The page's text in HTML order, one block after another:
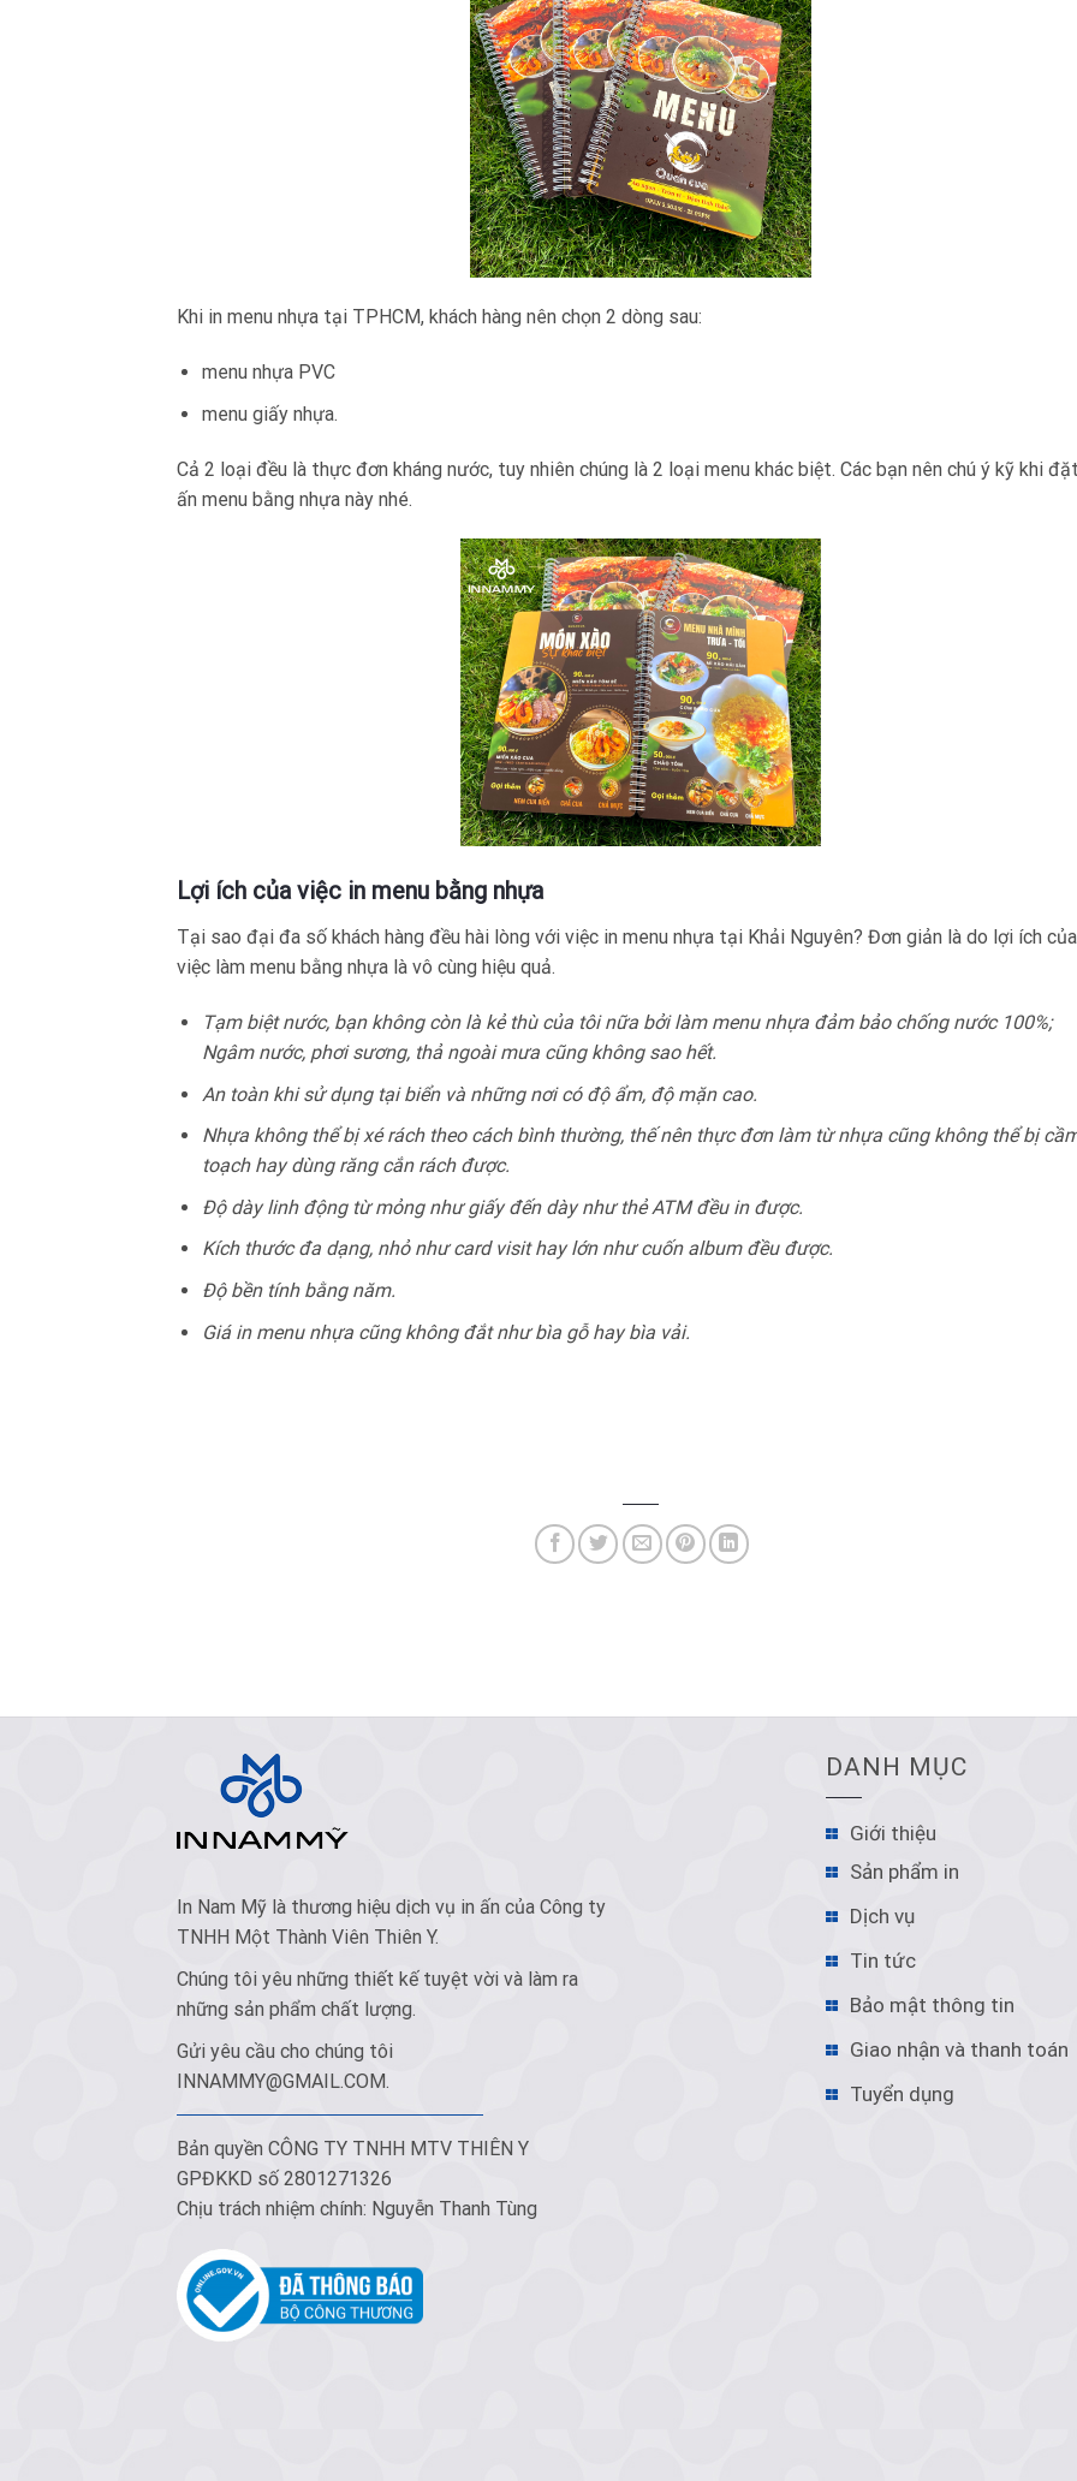
Khi in menu nhựa tại TPHCM, khách hàng nên chọn 2 dòng sau:
menu nhựa PVC
menu giấy nhựa.
Cả 2 loại đều là thực đơn kháng nước, tuy nhiên chúng là 2 loại menu khác biệt. Các bạn nên chú ý kỹ khi
ấn menu bằng nhựa này nhé.
Lợi ích của việc in menu bằng nhựa
Tại sao đại đa số khách hàng đều hài lòng với việc in menu nhựa tại Khải Nguyên? Đơn giản là do lợi ích của
việc làm menu bằng nhựa là vô cùng hiệu quả.
Tạm biệt nước, bạn không còn là kẻ thù của tôi nữa bởi làm menu nhựa đảm bảo chống nước 100%;
Ngâm nước, phơi sương, thả ngoài mưa cũng không sao hết.
An toàn khi sử dụng tại biển và những nơi có độ ẩm, độ mặn cao.
Nhựa không thể bị xé rách theo cách bình thường, thế nên thực đơn làm từ nhựa cũng không thể bị
toạch hay dùng răng cắn rách được.
Độ dày linh động từ mỏng như giấy đến dày như thẻ ATM đều in được.
Kích thước đa dạng, nhỏ như card visit hay lớn như cuốn album đều được.
Độ bền tính bằng năm.
Giá in menu nhựa cũng không đắt như bìa gỗ hay bìa vải.
In Nam Mỹ là thương hiệu dịch vụ in ấn của Công ty
TNHH Một Thành Viên Thiên Y.
Chúng tôi yêu những thiết kế tuyệt vời và làm ra
những sản phẩm chất lượng.
Gửi yêu cầu cho chúng tôi
INNAMMY@GMAIL.COM.
Bản quyền CÔNG TY TNHH MTV THIÊN Y
GPĐKKD số 2801271326
Chịu trách nhiệm chính: Nguyễn Thanh Tùng
DANH MỤC
Giới thiệu
Sản phẩm in
Dịch vụ
Tin tức
Bảo mật thông tin
Giao nhận và thanh toán
Tuyển dụng